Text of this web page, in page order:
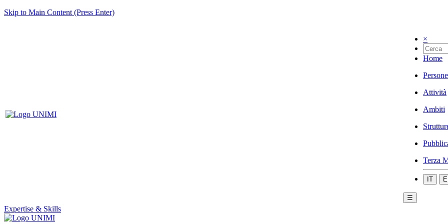
Skip to Main Content (Press Enter)
×
Home
Persone
Attività
Ambiti
Terza
IT
☰
Expertise & Skills